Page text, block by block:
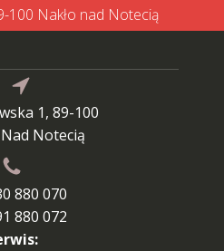
100 Nakło nad Notecią
1, 89-100
Notecią
880 070
880 072